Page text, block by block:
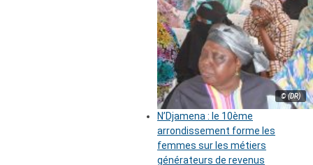
© (DR)
N’Djamena : le 10ème
arrondissement forme les
femmes sur les métiers
générateurs de revenus